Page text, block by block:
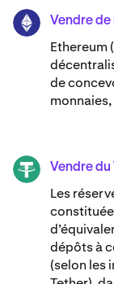
ETH Vendre de
Ethereum
de
USDT Vendre du
Les
dépôts à
(selon les